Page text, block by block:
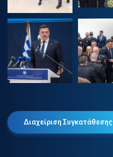
Διαχείριση Συγκατάθεσης